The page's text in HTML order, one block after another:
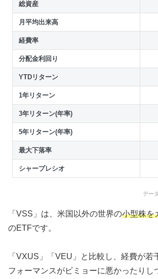
総資産
月平均出来高
経費率
分配金利回り
YTDリターン
1年リターン
3年リターン(年率)
5年リターン(年率)
最大下落率
シャープレシオ
デー
「VSS」は、米国以外の世界の小型株を
のETFです。
「VXUS」「VEU」と比較し、経費が若
フォーマンスがビミョーに悪かったりし